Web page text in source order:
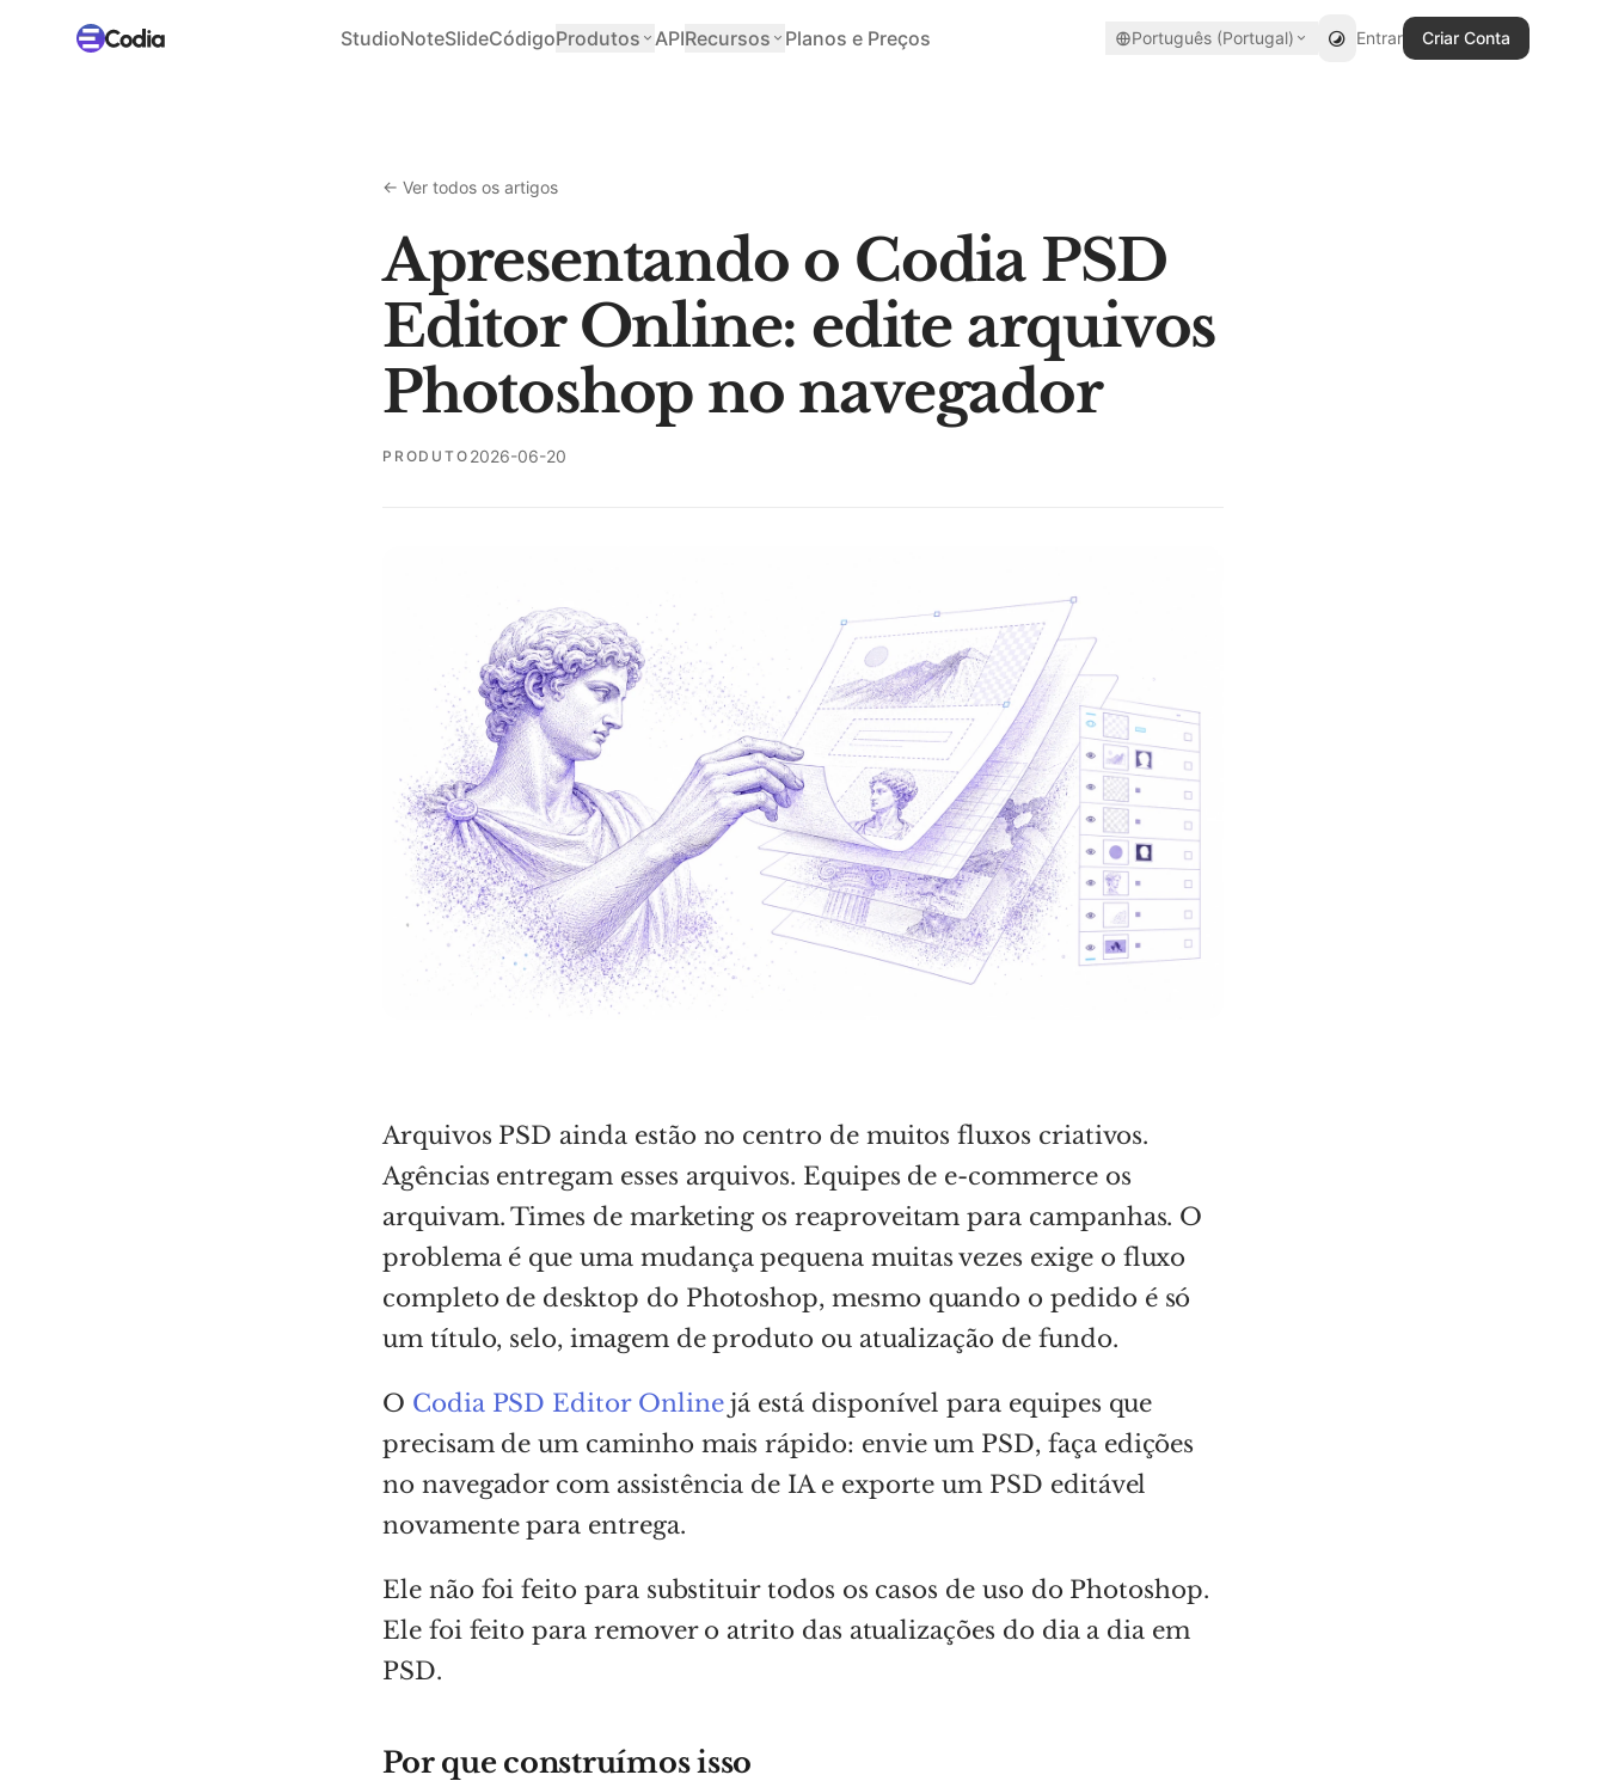
StudioNoteSlideCódigoProdutos APIRecursos Planos e Preços Português (Portugal) Entrar Criar Conta
← Ver todos os artigos
Apresentando o Codia PSD
Editor Online: edite arquivos
Photoshop no navegador
PRODUTO 2026-06-20
Arquivos PSD ainda estão no centro de muitos fluxos criativos.
Agências entregam esses arquivos. Equipes de e-commerce os
arquivam. Times de marketing os reaproveitam para campanhas. O
problema é que uma mudança pequena muitas vezes exige o fluxo
completo de desktop do Photoshop, mesmo quando o pedido é só
um título, selo, imagem de produto ou atualização de fundo.
O Codia PSD Editor Onlinejá está disponível para equipes que
precisam de um caminho mais rápido: envie um PSD, faça edições
no navegador com assistência de IA e exporte um PSD editável
novamente para entrega.
Ele não foi feito para substituir todos os casos de uso do Photoshop.
Ele foi feito para remover o atrito das atualizações do dia a dia em
PSD.
Por que construímos isso